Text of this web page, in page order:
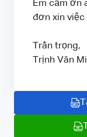
Em cảm ơn
đơn xin việc
Trân trọng,
Trịnh Văn